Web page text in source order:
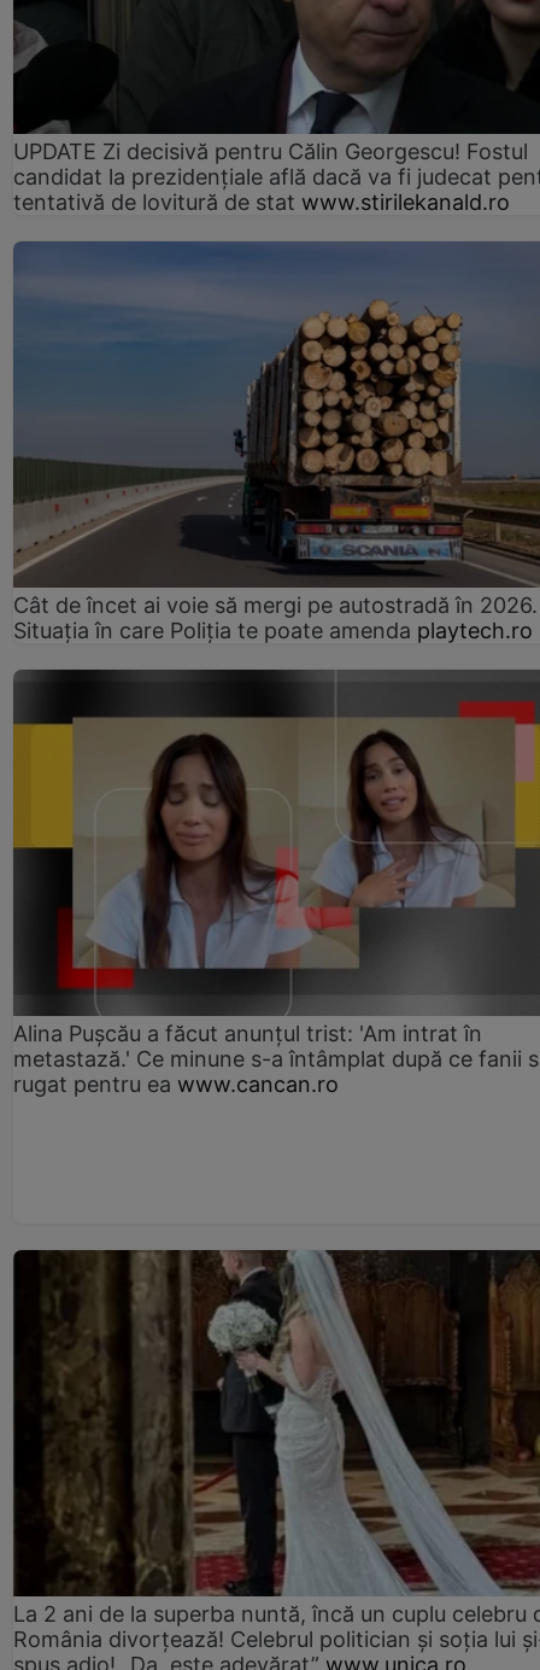
UPDATE Zi decisivă pentru Călin Georgescu! Fostul
candidat la prezidențiale află dacă va fi judecat
tentativă de lovitură de stat www.stirilekanald.ro
Cât de încet ai voie să mergi pe autostradă în 2026.
Situația în care Poliția te poate amenda playtech.ro
Alina Pușcău a făcut anunțul trist: 'Am intrat în
metastază.' Ce minune s-a întâmplat după ce fanii
rugat pentru ea www.cancan.ro
La 2 ani de la superba nuntă, încă un cuplu celebru
România divorțează! Celebrul politician și soția lui
spus adio! „Da, este adevărat” www.unica.ro